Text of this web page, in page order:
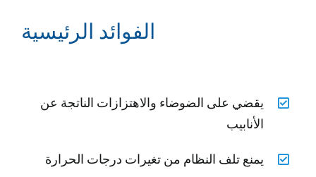
الفوائد الرئيسية
يقضي على الضوضاء والاهتزازات الناتجة عن
الأنابيب
يمنع تلف النظام من تغيرات درجات الحرارة